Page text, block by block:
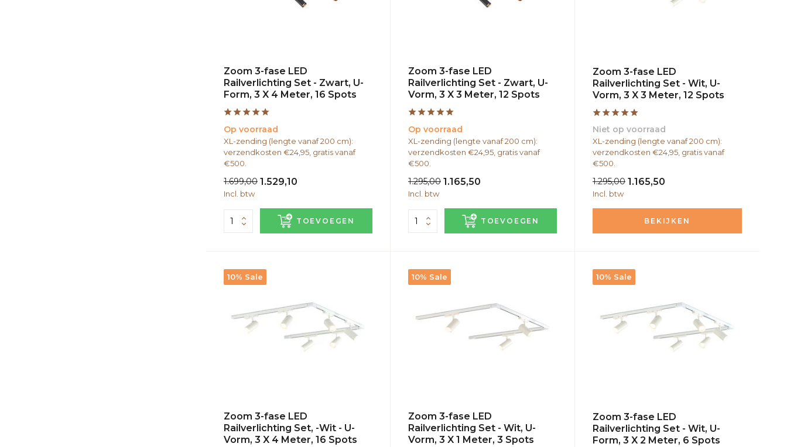
Zoom 3-fase LED
Railverlichting Set - Zwart, U-
Form, 3 X 4 Meter, 16 Spots
Op voorraad
XL-zending (lengte vanaf 200 cm):
verzendkosten €24,95, gratis vanaf
€500.
1.699,00 1.529,10
Incl. btw
TOEVOEGEN
Zoom 3-fase LED
Railverlichting Set - Zwart, U-
Vorm, 3 X 3 Meter, 12 Spots
Op voorraad
XL-zending (lengte vanaf 200 cm):
verzendkosten €24,95, gratis vanaf
€500.
1.295,00 1.165,50
Incl. btw
TOEVOEGEN
Zoom 3-fase LED
Railverlichting Set - Wit, U-
Vorm, 3 X 3 Meter, 12 Spots
Niet op voorraad
XL-zending (lengte vanaf 200 cm):
verzendkosten €24,95, gratis vanaf
€500.
1.295,00 1.165,50
Incl. btw
BEKIJKEN
10% Sale
Zoom 3-fase LED
Railverlichting Set, -Wit - U-
Vorm, 3 X 4 Meter, 16 Spots
10% Sale
Zoom 3-fase LED
Railverlichting Set - Wit, U-
Vorm, 3 X 1 Meter, 3 Spots
10% Sale
Zoom 3-fase LED
Railverlichting Set - Wit, U-
Form, 3 X 2 Meter, 6 Spots